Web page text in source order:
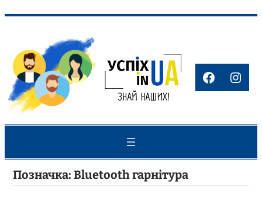
вмісту
Позначка: Bluetooth гарнітура